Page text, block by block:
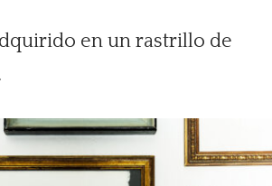
en un rastrillo de